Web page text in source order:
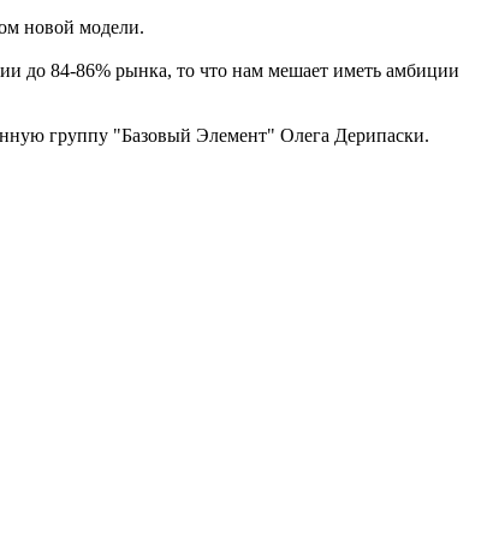
новой модели.
до 84-86% рынка, то что нам мешает иметь амбиции
группу "Базовый Элемент" Олега Дерипаски.